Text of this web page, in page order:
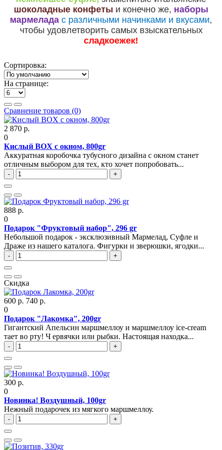
шоколадные конфеты и конечно же, наборы
мармелада с различными начинками и вкусами,
чтобы удовлетворить самых взыскательных
сладкоежек!
Сортировка:
На странице:
Сравнение товаров (0)
2 870 р.
0
Кислый BOX с окном, 800gr
Аккуратная коробочка тубусного дизайна с окном станет
отличным выбором для тех, кто хочет попробовать...
- +
888 р.
0
Подарок "Фруктовый набор", 296 gr
Небольшой подарок - эксклюзивный Мармелад, Суфле и
Драже из нашего каталога. Фигурки и зверюшки, ягодки...
- +
Скидка
600 р. 740 р.
0
Подарок "Лакомка", 200gr
Гигантский Апельсин маршмеллоу и маршмеллоу ice-cream
тает во рту! Ч ервячки или рыбки. Настоящая находка...
- +
300 р.
0
Новинка! Воздушный, 100gr
Нежный подарочек из мягкого маршмеллоу.
- +